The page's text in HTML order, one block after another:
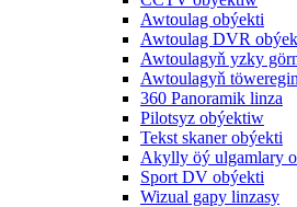
Awtoulag obýekti
Awtoulag DVR
Awtoulagyň yzky
Awtoulagyň
360 Panoramik linza
Pilotsyz obýektiw
Tekst skaner obýekti
Akylly öý ulgamlary
Sport DV obýekti
Wizual gapy linzasy